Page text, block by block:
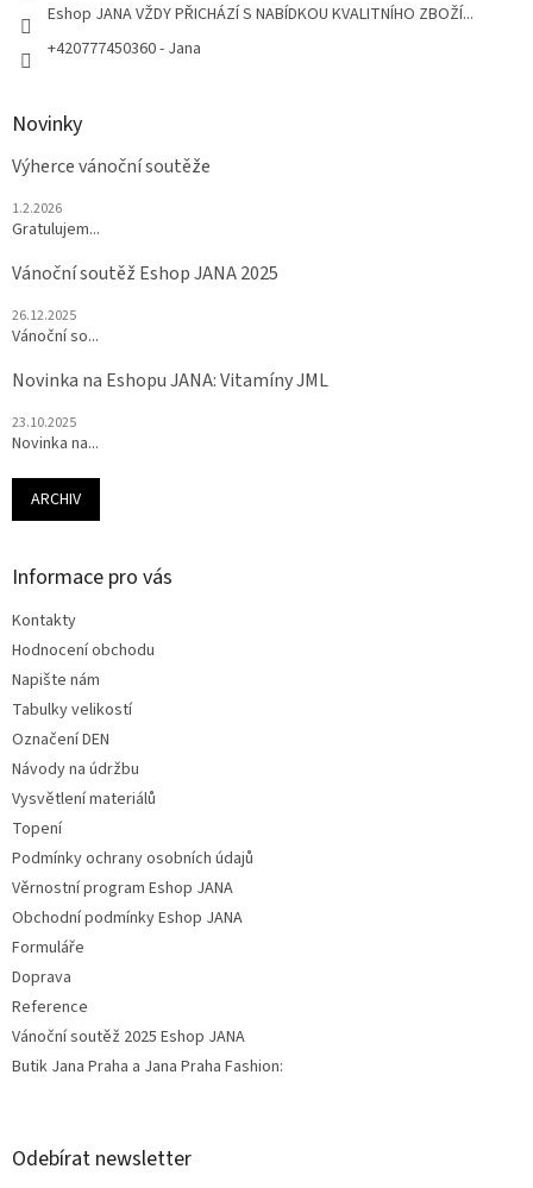
Eshop JANA VŽDY PŘICHÁZÍ S NABÍDKOU KVALITNÍHO ZBOŽÍ...
+420777450360 - Jana
Novinky
Výherce vánoční soutěže
1.2.2026
Gratulujem...
Vánoční soutěž Eshop JANA 2025
26.12.2025
Vánoční so...
Novinka na Eshopu JANA: Vitamíny JML
23.10.2025
Novinka na...
ARCHIV
Informace pro vás
Kontakty
Hodnocení obchodu
Napište nám
Tabulky velikostí
Označení DEN
Návody na údržbu
Vysvětlení materiálů
Topení
Podmínky ochrany osobních údajů
Věrnostní program Eshop JANA
Obchodní podmínky Eshop JANA
Formuláře
Doprava
Reference
Vánoční soutěž 2025 Eshop JANA
Butik Jana Praha a Jana Praha Fashion:
Odebírat newsletter